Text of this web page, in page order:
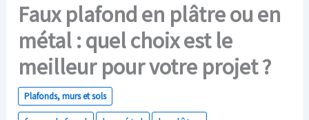
Faux plafond en plâtre ou en
métal : quel choix est le
meilleur pour votre projet ?
Plafonds, murs et sols